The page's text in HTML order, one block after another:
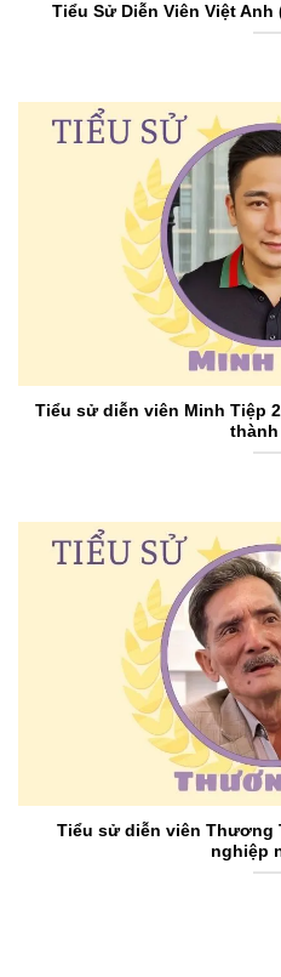
Tiểu Sử Diễn Viên Việt
Tiểu sử diễn viên Minh Tiệp
Tiểu sử diễn viên Thương
nghiệp